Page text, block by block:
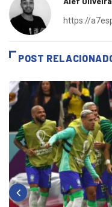
Alef Oliveira
https://
POST